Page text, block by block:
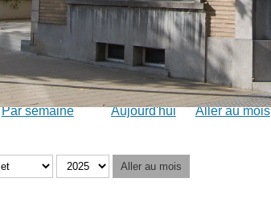
Calendrier
Par semaine Aujourd'hui Aller au mois
Aller au mois